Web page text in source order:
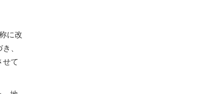
に改
、
せて